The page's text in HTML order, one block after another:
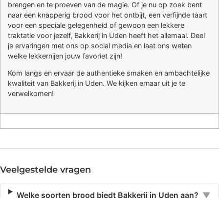
brengen en te proeven van de magie. Of je nu op zoek bent
naar een knapperig brood voor het ontbijt, een verfijnde taart
voor een speciale gelegenheid of gewoon een lekkere
traktatie voor jezelf, Bakkerij in Uden heeft het allemaal. Deel
je ervaringen met ons op social media en laat ons weten
welke lekkernijen jouw favoriet zijn!
Kom langs en ervaar de authentieke smaken en ambachtelijke
kwaliteit van Bakkerij in Uden. We kijken ernaar uit je te
verwelkomen!
Veelgestelde vragen
Welke soorten brood biedt Bakkerij in Uden aan? ▼